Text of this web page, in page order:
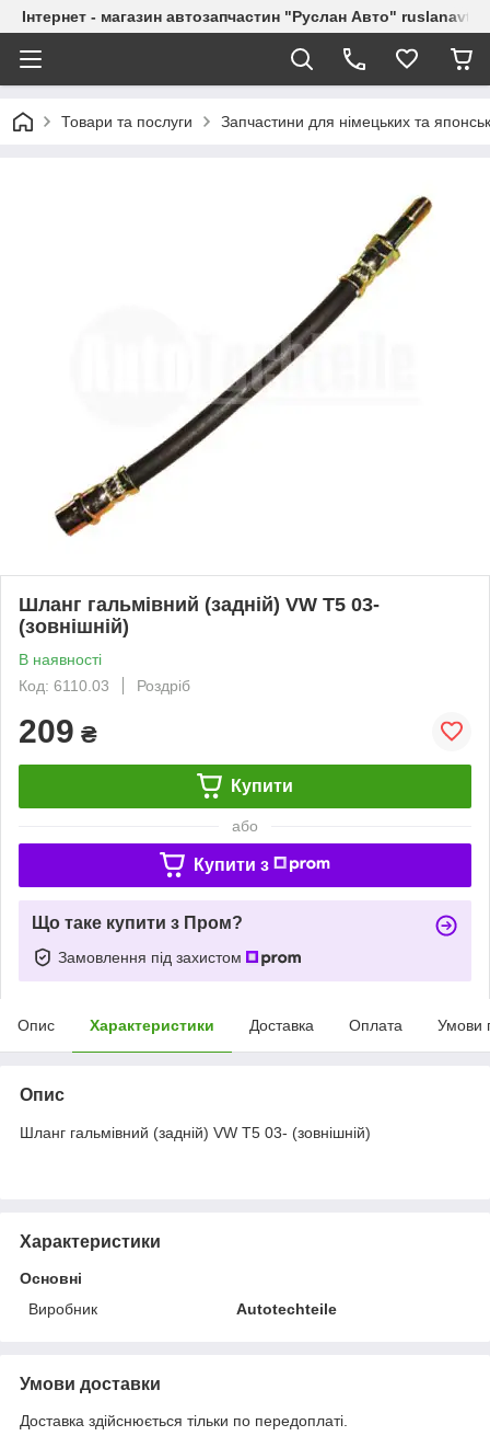
Інтернет - магазин автозапчастин "Руслан Авто"
Товари та послуги Запчастини для німецьких та
Шланг гальмівний (задній) VW T5 03-
(зовнішній)
В наявності
Код: 6110.03
Роздріб
209 ₴
Купити
або
Купити з
Що таке купити з Пром?
Замовлення під захистом
Опис Характеристики Доставка Оплата Умови
Опис
Шланг гальмівний (задній) VW T5 03- (зовнішній)
Характеристики
Основні
Виробник
Autotechteile
Умови доставки
Доставка здійснюється тільки по передоплаті.